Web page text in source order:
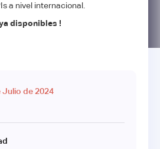
a nivel internacional.
disponibles !
Julio de 2024